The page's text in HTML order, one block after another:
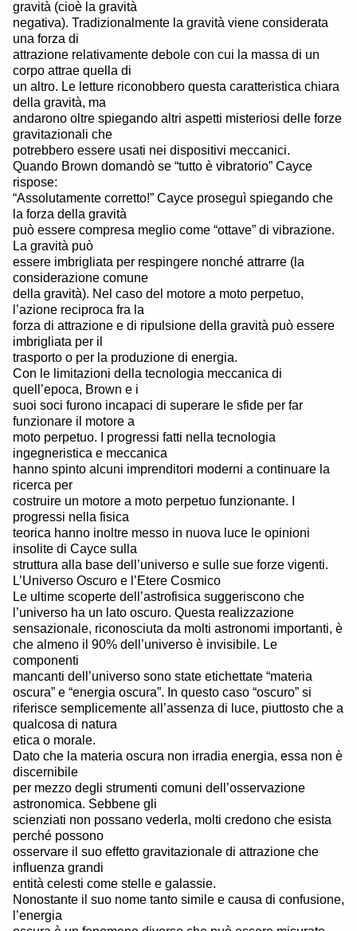
gravità (cioè la gravità
negativa). Tradizionalmente la gravità viene considerata
una forza di
attrazione relativamente debole con cui la massa di un
corpo attrae quella di
un altro. Le letture riconobbero questa caratteristica chiara
della gravità, ma
andarono oltre spiegando altri aspetti misteriosi delle forze
gravitazionali che
potrebbero essere usati nei dispositivi meccanici.
Quando Brown domandò se “tutto è vibratorio” Cayce
rispose:
“Assolutamente corretto!” Cayce proseguì spiegando che
la forza della gravità
può essere compresa meglio come “ottave” di vibrazione.
La gravità può
essere imbrigliata per respingere nonché attrarre (la
considerazione comune
della gravità). Nel caso del motore a moto perpetuo,
l’azione reciproca fra la
forza di attrazione e di ripulsione della gravità può essere
imbrigliata per il
trasporto o per la produzione di energia.
Con le limitazioni della tecnologia meccanica di
quell’epoca, Brown e i
suoi soci furono incapaci di superare le sfide per far
funzionare il motore a
moto perpetuo. I progressi fatti nella tecnologia
ingegneristica e meccanica
hanno spinto alcuni imprenditori moderni a continuare la
ricerca per
costruire un motore a moto perpetuo funzionante. I
progressi nella fisica
teorica hanno inoltre messo in nuova luce le opinioni
insolite di Cayce sulla
struttura alla base dell’universo e sulle sue forze vigenti.
L’Universo Oscuro e l’Etere Cosmico
Le ultime scoperte dell’astrofisica suggeriscono che
l’universo ha un lato oscuro. Questa realizzazione
sensazionale, riconosciuta da molti astronomi importanti, è
che almeno il 90% dell’universo è invisibile. Le
componenti
mancanti dell’universo sono state etichettate “materia
oscura” e “energia oscura”. In questo caso “oscuro” si
riferisce semplicemente all’assenza di luce, piuttosto che a
qualcosa di natura
etica o morale.
Dato che la materia oscura non irradia energia, essa non è
discernibile
per mezzo degli strumenti comuni dell’osservazione
astronomica. Sebbene gli
scienziati non possano vederla, molti credono che esista
perché possono
osservare il suo effetto gravitazionale di attrazione che
influenza grandi
entità celesti come stelle e galassie.
Nonostante il suo nome tanto simile e causa di confusione,
l’energia